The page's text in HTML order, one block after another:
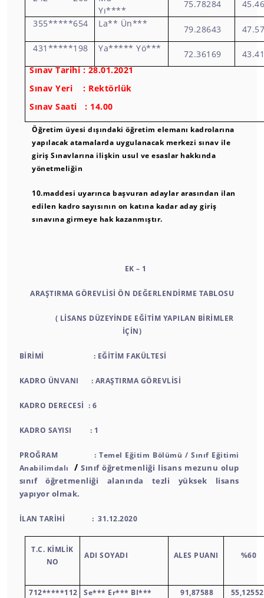
Yı****
75.78284
355*****654
La** Ün***
79.28643
431*****198
Ya***** Yö***
72.36169
Sınav Tarihi : 28.01.2021
Sınav Yeri : Rektörlük
Sınav Saati : 14.00
Öğretim üyesi dışındaki öğretim elemanı kadrolarına
yapılacak atamalarda uygulanacak merkezi sınav ile
giriş Sınavlarına ilişkin usul ve esaslar hakkında
yönetmeliğin
10.maddesi uyarınca başvuran adaylar arasından ilan
edilen kadro sayısının on katına kadar aday giriş
sınavına girmeye hak kazanmıştır.
EK – 1
ARAŞTIRMA GÖREVLİSİ ÖN DEĞERLENDİRME TABLOSU
( LİSANS DÜZEYİNDE EĞİTİM YAPILAN BİRİMLER
İÇİN)
BİRİMİ : EĞİTİM FAKÜLTESİ
KADRO ÜNVANI : ARAŞTIRMA GÖREVLİSİ
KADRO DERECESİ : 6
KADRO SAYISI : 1
PROĞRAM : Temel Eğitim Bölümü / Sınıf Eğitimi
Anabilimdalı/Sınıf öğretmenliği lisans mezunu olup
sınıf öğretmenliği alanında tezli yüksek lisans
yapıyor olmak.
İLAN TARİHİ : 31.12.2020
T.C. KİMLİK
NO
ADI SOYADI ALES PUANI %60
712*****112 Se*** Er*** BI*** 91,87588